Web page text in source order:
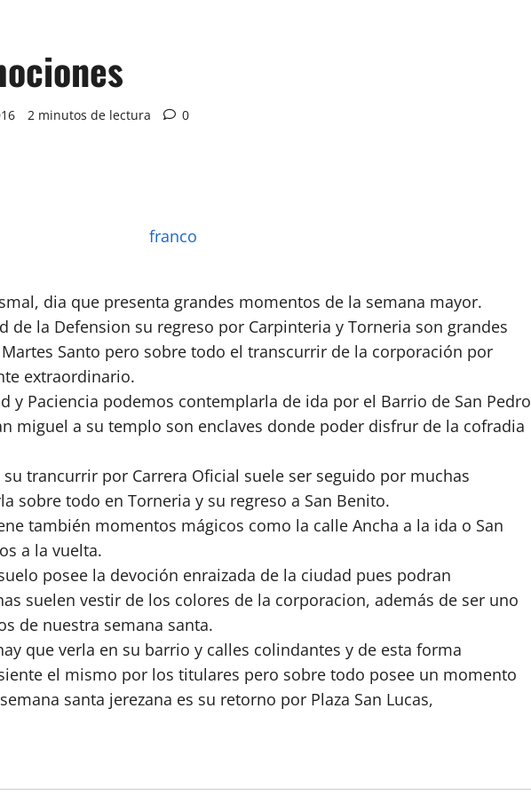
2 minutos de lectura 0
dia que presenta grandes momentos de la semana mayor.
de la Defension su regreso por Carpinteria y Torneria son grandes
Santo pero sobre todo el transcurrir de la corporación por
extraordinario.
y Paciencia podemos contemplarla de ida por el Barrio de San Pedro
miguel a su templo son enclaves donde poder disfrur de la cofradia
su trancurrir por Carrera Oficial suele ser seguido por muchas
sobre todo en Torneria y su regreso a San Benito.
también momentos mágicos como la calle Ancha a la ida o San
a la vuelta.
posee la devoción enraizada de la ciudad pues podran
suelen vestir de los colores de la corporacion, además de ser uno
de nuestra semana santa.
que verla en su barrio y calles colindantes y de esta forma
el mismo por los titulares pero sobre todo posee un momento
santa jerezana es su retorno por Plaza San Lucas,